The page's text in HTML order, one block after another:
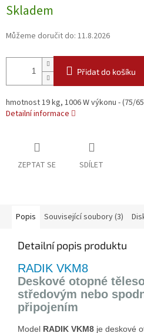
cena:
Skladem
Můžeme doručit do: 11.8.2026
Přidat do košíku
hmotnost 19 kg, 1006 W výkonu - (75/
Detailní informace
ZEPTAT SE SDÍLET
Popis Související soubory (3)
Detailní popis produktu
RADIK VKM8
Deskové otopné
středovým nebo
připojením
Model RADIK VKM8 je deskové